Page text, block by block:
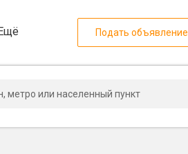
Подать объявление